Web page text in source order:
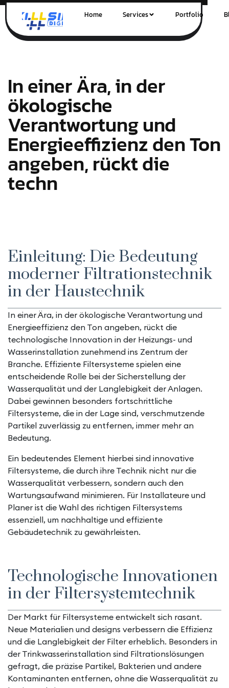
Home Services Portfolio
In einer Ära, in der
ökologische
Verantwortung und
Energieeffizienz den Ton
angeben, rückt die
techn
Einleitung: Die Bedeutung
moderner Filtrationstechnik
in der Haustechnik
In einer Ära, in der ökologische Verantwortung und
Energieeffizienz den Ton angeben, rückt die
technologische Innovation in der Heizungs- und
Wasserinstallation zunehmend ins Zentrum der
Branche. Effiziente Filtersysteme spielen eine
entscheidende Rolle bei der Sicherstellung der
Wasserqualität und der Langlebigkeit der Anlagen.
Dabei gewinnen besonders fortschrittliche
Filtersysteme, die in der Lage sind, verschmutzende
Partikel zuverlässig zu entfernen, immer mehr an
Bedeutung.
Ein bedeutendes Element hierbei sind innovative
Filtersysteme, die durch ihre Technik nicht nur die
Wasserqualität verbessern, sondern auch den
Wartungsaufwand minimieren. Für Installateure und
Planer ist die Wahl des richtigen Filtersystems
essenziell, um nachhaltige und effiziente
Gebäudetechnik zu gewährleisten.
Technologische Innovationen
in der Filtersystemtechnik
Der Markt für Filtersysteme entwickelt sich rasant.
Neue Materialien und designs verbessern die Effizienz
und die Langlebigkeit der Filter erheblich. Besonders in
der Trinkwasserinstallation sind Filtrationslösungen
gefragt, die präzise Partikel, Bakterien und andere
Kontaminanten entfernen, ohne die Wasserqualität zu